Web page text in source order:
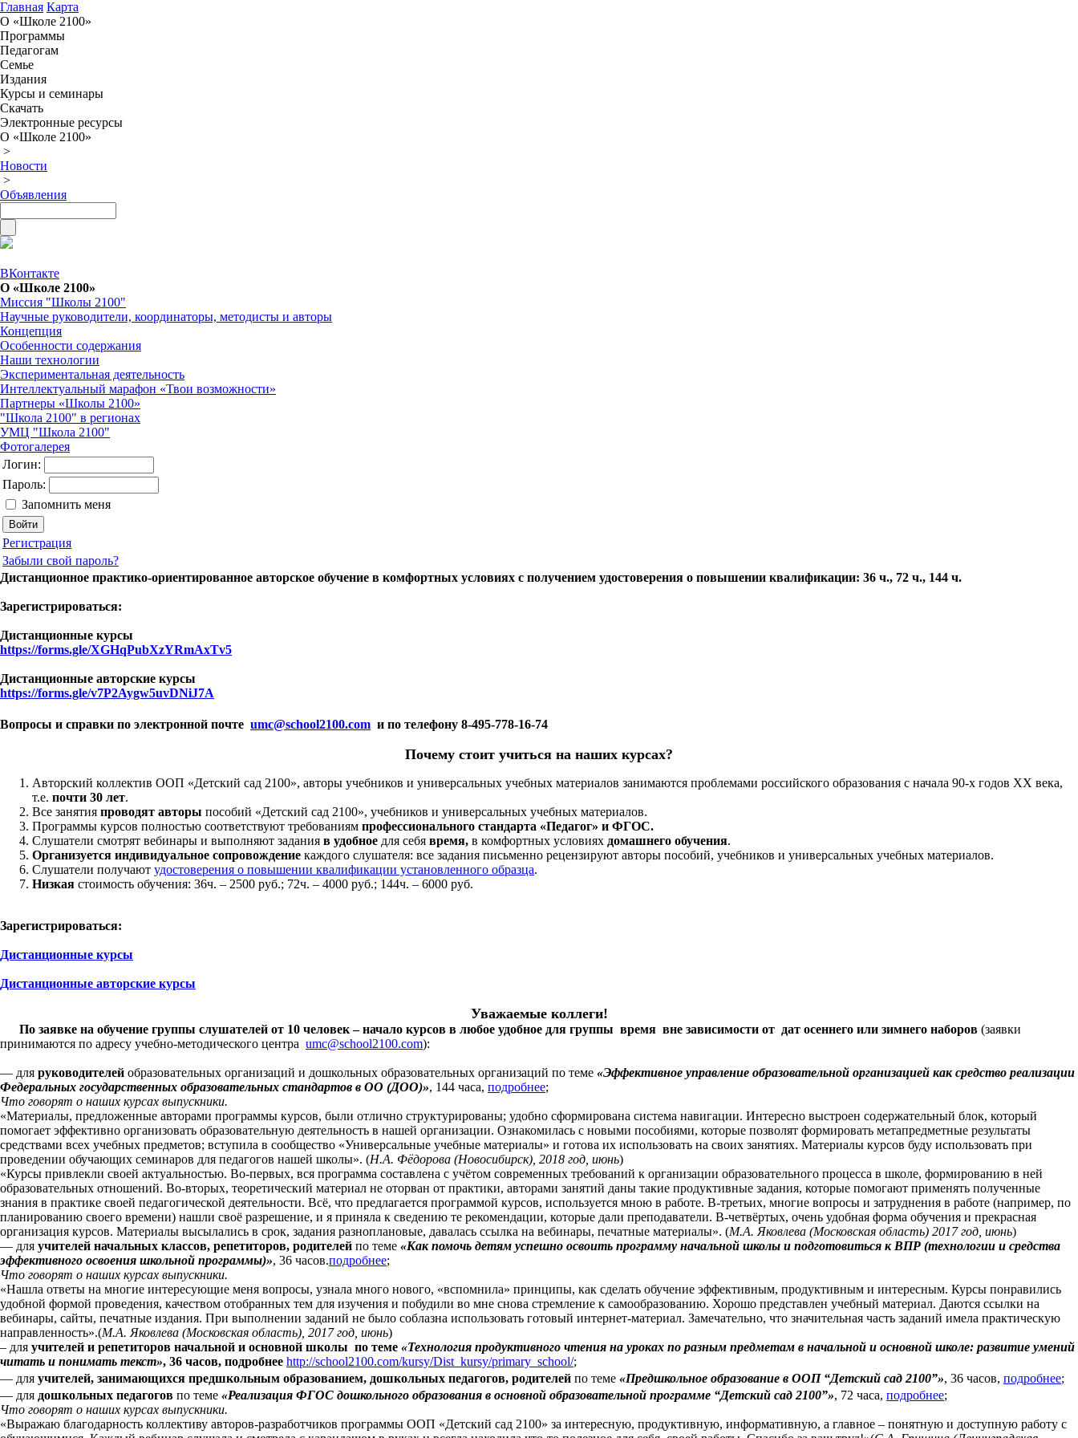
Главная Карта
О «Школе 2100»
Программы
Педагогам
Семье
Издания
Курсы и семинары
Скачать
Электронные ресурсы
О «Школе 2100»
>
Новости
>
Объявления
ВКонтакте
О «Школе 2100»
Миссия "Школы 2100"
Научные руководители, координаторы, методисты и авторы
Концепция
Особенности содержания
Наши технологии
Экспериментальная деятельность
Интеллектуальный марафон «Твои возможности»
Партнеры «Школы 2100»
"Школа 2100" в регионах
УМЦ "Школа 2100"
Фотогалерея
Логин:
Пароль:
Запомнить меня
Регистрация
Забыли свой пароль?
Дистанционное практико-ориентированное авторское обучение в комфортных условиях с получением удостоверения о повышении квалификации: 36 ч., 72 ч., 144 ч.
Зарегистрироваться:
Дистанционные курсы
https://forms.gle/XGHqPubXzYRmAxTv5
Дистанционные авторские курсы
https://forms.gle/v7P2Aygw5uvDNiJ7A
Вопросы и справки по электронной почте umc@school2100.com и по телефону 8-495-778-16-74
Почему стоит учиться на наших курсах?
Авторский коллектив ООП «Детский сад 2100», авторы учебников и универсальных учебных материалов занимаются проблемами российского образования с начала 90-х годов XX века,
т.е. почти 30 лет.
Все занятия проводят авторы пособий «Детский сад 2100», учебников и универсальных учебных материалов.
Программы курсов полностью соответствуют требованиям профессионального стандарта «Педагог» и ФГОС.
Слушатели смотрят вебинары и выполняют задания в удобное для себя время, в комфортных условиях домашнего обучения.
Организуется индивидуальное сопровождение каждого слушателя: все задания письменно рецензируют авторы пособий, учебников и универсальных учебных материалов.
Слушатели получают удостоверения о повышении квалификации установленного образца.
Низкая стоимость обучения: 36ч. – 2500 руб.; 72ч. – 4000 руб.; 144ч. – 6000 руб.
Зарегистрироваться:
Дистанционные курсы
Дистанционные авторские курсы
Уважаемые коллеги!
По заявке на обучение группы слушателей от 10 человек – начало курсов в любое удобное для группы время вне зависимости от дат осеннего или зимнего наборов (заявки
принимаются по адресу учебно-методического центра umc@school2100.com):
— для руководителей образовательных организаций и дошкольных образовательных организаций по теме «Эффективное управление образовательной организацией как средство реализации
Федеральных государственных образовательных стандартов в ОО (ДОО)», 144 часа, подробнее;
Что говорят о наших курсах выпускники.
«Материалы, предложенные авторами программы курсов, были отлично структурированы; удобно сформирована система навигации. Интересно выстроен содержательный блок, который
помогает эффективно организовать образовательную деятельность в нашей организации. Ознакомилась с новыми пособиями, которые позволят формировать метапредметные результаты
средствами всех учебных предметов; вступила в сообщество «Универсальные учебные материалы» и готова их использовать на своих занятиях. Материалы курсов буду использовать при
проведении обучающих семинаров для педагогов нашей школы». (Н.А. Фёдорова (Новосибирск), 2018 год, июнь)
«Курсы привлекли своей актуальностью. Во-первых, вся программа составлена с учётом современных требований к организации образовательного процесса в школе, формированию в ней
образовательных отношений. Во-вторых, теоретический материал не оторван от практики, авторами занятий даны такие продуктивные задания, которые помогают применять полученные
знания в практике своей педагогической деятельности. Всё, что предлагается программой курсов, используется мною в работе. В-третьих, многие вопросы и затруднения в работе (например, по
планированию своего времени) нашли своё разрешение, и я приняла к сведению те рекомендации, которые дали преподаватели. В-четвёртых, очень удобная форма обучения и прекрасная
организация курсов. Материалы высылались в срок, задания разноплановые, давалась ссылка на вебинары, печатные материалы». (М.А. Яковлева (Московская область) 2017 год, июнь)
— для учителей начальных классов, репетиторов, родителей по теме «Как помочь детям успешно освоить программу начальной школы и подготовиться к ВПР (технологии и средства
эффективного освоения школьной программы)», 36 часов.подробнее;
Что говорят о наших курсах выпускники.
«Нашла ответы на многие интересующие меня вопросы, узнала много нового, «вспомнила» принципы, как сделать обучение эффективным, продуктивным и интересным. Курсы понравились
удобной формой проведения, качеством отобранных тем для изучения и побудили во мне снова стремление к самообразованию. Хорошо представлен учебный материал. Даются ссылки на
вебинары, сайты, печатные издания. При выполнении заданий не было соблазна использовать готовый интернет-материал. Замечательно, что значительная часть заданий имела практическую
направленность».(М.А. Яковлева (Московская область), 2017 год, июнь)
– для учителей и репетиторов начальной и основной школы по теме «Технология продуктивного чтения на уроках по разным предметам в начальной и основной школе: развитие умений
читать и понимать текст», 36 часов, подробнее http://school2100.com/kursy/Dist_kursy/primary_school/;
— для учителей, занимающихся предшкольным образованием, дошкольных педагогов, родителей по теме «Предшкольное образование в ООП “Детский сад 2100”», 36 часов, подробнее;
— для дошкольных педагогов по теме «Реализация ФГОС дошкольного образования в основной образовательной программе “Детский сад 2100”», 72 часа, подробнее;
Что говорят о наших курсах выпускники.
«Выражаю благодарность коллективу авторов-разработчиков программы ООП «Детский сад 2100» за интересную, продуктивную, информативную, а главное – понятную и доступную работу с